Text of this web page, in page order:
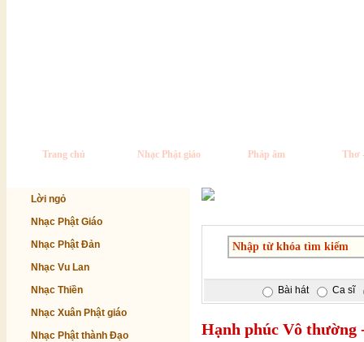
Trang chủ Nhạc Phật giáo Pháp âm Thơ
Lời ngỏ
Nhạc Phật Giáo
Nhạc Phật Đản
Nhạc Vu Lan
Nhạc Thiền
Nhạc Xuân Phật giáo
Nhạc Phật thành Đạo
Bài hát Ca sĩ
Hạnh phúc Vô thường